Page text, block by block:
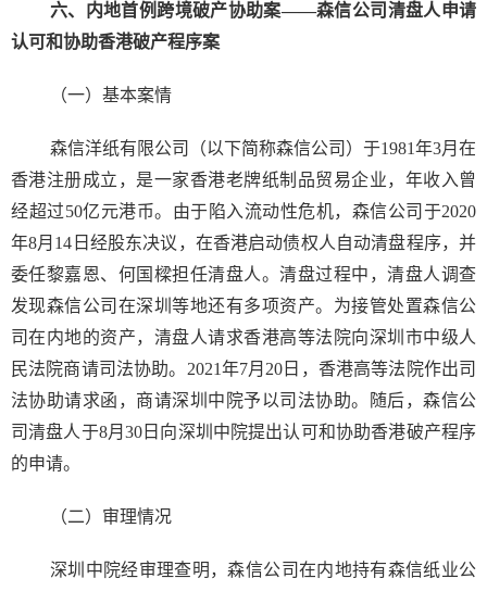
六、内地首例跨境破产协助案——森信公司清盘人申请
认可和协助香港破产程序案
（一）基本案情
森信洋纸有限公司（以下简称森信公司）于1981年3月在
香港注册成立，是一家香港老牌纸制品贸易企业，年收入曾
经超过50亿元港币。由于陷入流动性危机，森信公司于2020
年8月14日经股东决议，在香港启动债权人自动清盘程序，并
委任黎嘉恩、何国樑担任清盘人。清盘过程中，清盘人调查
发现森信公司在深圳等地还有多项资产。为接管处置森信公
司在内地的资产，清盘人请求香港高等法院向深圳市中级人
民法院商请司法协助。2021年7月20日，香港高等法院作出司
法协助请求函，商请深圳中院予以司法协助。随后，森信公
司清盘人于8月30日向深圳中院提出认可和协助香港破产程序
的申请。
（二）审理情况
深圳中院经审理查明，森信公司在内地持有森信纸业公